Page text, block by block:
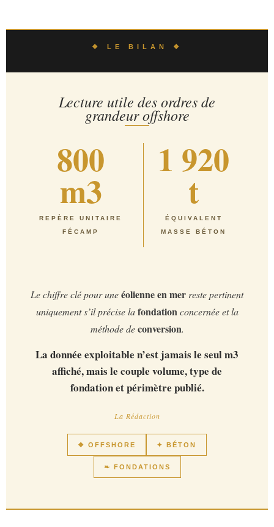
❖ LE BILAN ❖
Lecture utile des ordres de
grandeur offshore
800
m3
REPÈRE UNITAIRE
FÉCAMP
1 920
t
ÉQUIVALENT
MASSE BÉTON
Le chiffre clé pour uneéolienne en mer reste pertinent
uniquement s’il précise lafondation concernée et la
méthode deconversion.
La donnée exploitable n’est jamais le seul m3
affiché, mais le couple volume, type de
fondation et périmètre publié.
La Rédaction
❖ OFFSHORE ✦ BÉTON
❧ FONDATIONS